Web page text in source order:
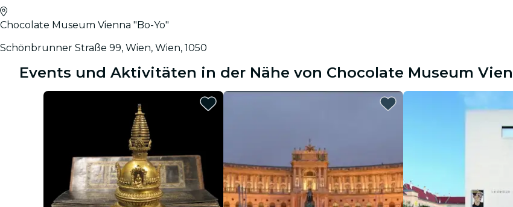
Chocolate Museum Vienna "Bo-Yo"
Schönbrunner Straße 99, Wien, Wien, 1050
Events und Aktivitäten in der Nähe von Chocolate Museum